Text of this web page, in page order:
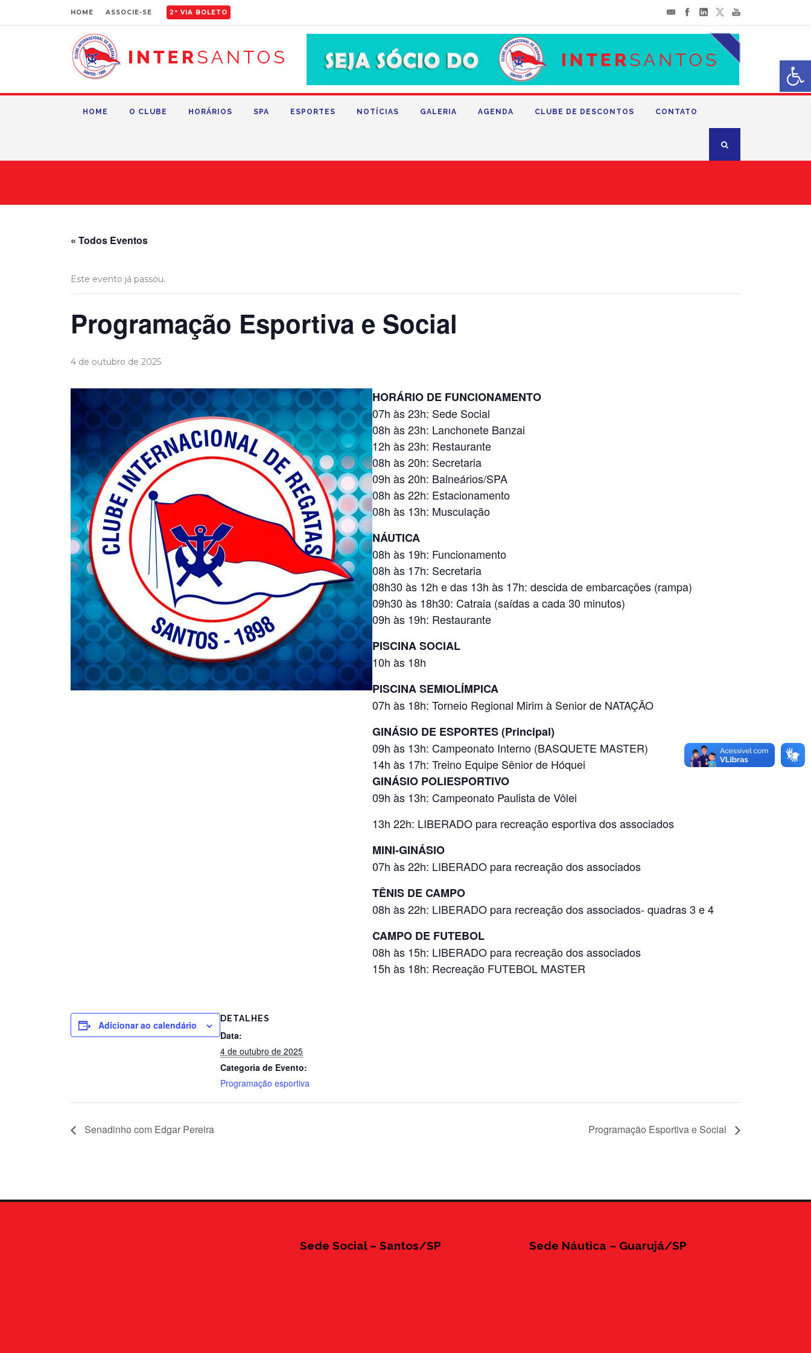
HOME ASSOCIE-SE 2ª VIA BOLETO
HOME O CLUBE HORÁRIOS SPA ESPORTES NOTÍCIAS GALERIA AGENDA CLUBE DE DESCONTOS CONTATO
« Todos Eventos
Este evento já passou.
Programação Esportiva e Social
4 de outubro de 2025
HORÁRIO DE FUNCIONAMENTO
07h às 23h: Sede Social
08h às 23h: Lanchonete Banzai
12h às 23h: Restaurante
08h às 20h: Secretaria
09h às 20h: Balneários/SPA
08h às 22h: Estacionamento
08h às 13h: Musculação
NÁUTICA
08h às 19h: Funcionamento
08h às 17h: Secretaria
08h30 às 12h e das 13h às 17h: descida de embarcações (rampa)
09h30 às 18h30: Catraia (saídas a cada 30 minutos)
09h às 19h: Restaurante
PISCINA SOCIAL
10h às 18h
PISCINA SEMIOLÍMPICA
07h às 18h: Torneio Regional Mirim à Senior de NATAÇÃO
GINÁSIO DE ESPORTES (Principal)
09h às 13h: Campeonato Interno (BASQUETE MASTER)
14h às 17h: Treino Equipe Sênior de Hóquei
GINÁSIO POLIESPORTIVO
09h às 13h: Campeonato Paulista de Vôlei
13h 22h: LIBERADO para recreação esportiva dos associados
MINI-GINÁSIO
07h às 22h: LIBERADO para recreação dos associados
TÊNIS DE CAMPO
08h às 22h: LIBERADO para recreação dos associados- quadras 3 e 4
CAMPO DE FUTEBOL
08h às 15h: LIBERADO para recreação dos associados
15h às 18h: Recreação FUTEBOL MASTER
Adicionar ao calendário
DETALHES
Data:
4 de outubro de 2025
Categoria de Evento:
Programação esportiva
Senadinho com Edgar Pereira Programação Esportiva e Social
Sede Social – Santos/SP Sede Náutica – Guarujá/SP
Abrir